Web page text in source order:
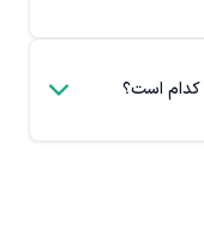
کدام است؟